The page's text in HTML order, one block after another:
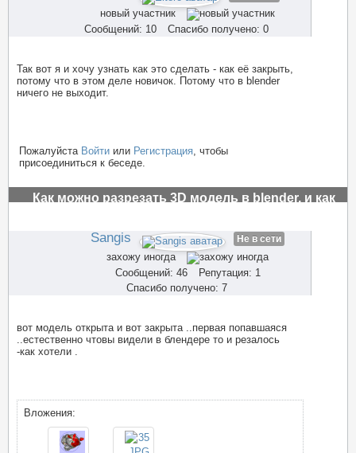
новый участник
Сообщений: 10
Спасибо получено: 0
Так вот я и хочу узнать как это сделать - как её закрыть,
потому что в этом деле новичок. Потому что в blender
ничего не выходит.
Пожалуйста Войти или Регистрация , чтобы
присоединиться к беседе.
Как можно разрезать 3D модель в blender, и как
Sangis Не в сети
захожу иногда
Сообщений: 46
Репутация: 1
Спасибо получено: 7
вот модель открыта и вот закрыта ..первая попавшаяся
..естественно чтовы видели в блендере то и резалось
-как хотели .
Вложения: